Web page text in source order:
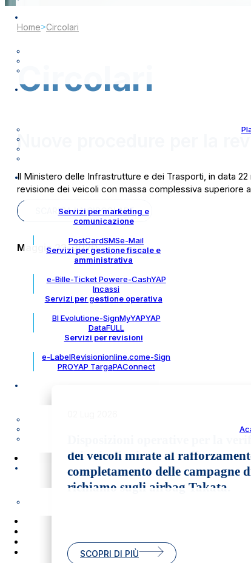
Servizi per marketing e
comunicazione
PostCardSMSe-Mail
Servizi per gestione fiscale e
amministrativa
e-Bille-Ticket Powere-CashYAP
Incassi
Servizi per gestione operativa
BI Evolutione-SignMyYAPYAP
DataFULL
Servizi per revisioni
e-LabelRevisionionline.come-Sign
PROYAP TargaPAConnect
Home>Circolari
Circolari
Nuove procedure per la
Il Ministero delle Infrastrutture e dei Trasporti, in data
revisione dei veicoli con massa complessiva superiore
SCARICA LA CIRCOLARE
Maggio 23, 2020
Disposizioni operative per la
dei veicoli mirate al
completamento delle campagne
richiamo sugli airbag Takata.
SCOPRI DI PIÙ